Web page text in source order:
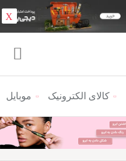
کالای الکترونیک موبایل
X